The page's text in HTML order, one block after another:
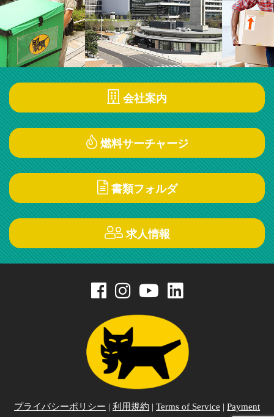
会社案内
燃料サーチャージ
書類フォルダ
求人情報
プライバシーポリシー | 利用規約 | Terms of Service | Payment